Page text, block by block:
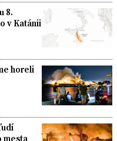
8.
v Katánii
horeli
mesta